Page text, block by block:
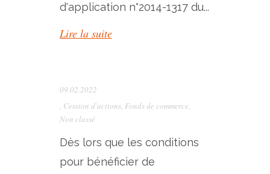
d'application n°2014-1317 du...
Lire la suite
09.02.2022
, Cession d'actions, Fonds de commerce,
Non classé
Dès lors que les conditions
pour bénéficier de